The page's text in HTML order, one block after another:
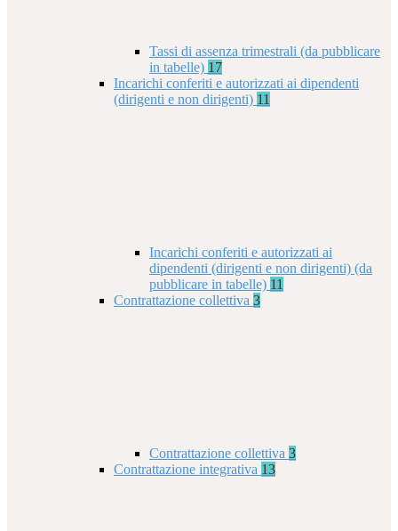
Tassi di assenza trimestrali (da pubblicare
in tabelle) 17
Incarichi conferiti e autorizzati ai dipendenti
(dirigenti e non dirigenti) 11
Incarichi conferiti e autorizzati ai
dipendenti (dirigenti e non dirigenti) (da
pubblicare in tabelle) 11
Contrattazione collettiva 3
Contrattazione collettiva 3
Contrattazione integrativa 13